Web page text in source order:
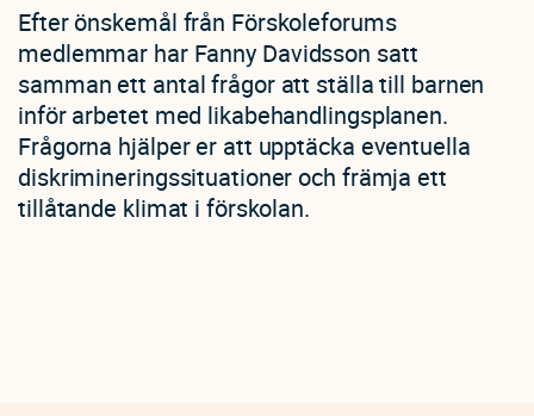
Efter önskemål från Förskoleforums
medlemmar har Fanny Davidsson satt
samman ett antal frågor att ställa till barnen
inför arbetet med likabehandlingsplanen.
Frågorna hjälper er att upptäcka eventuella
diskrimineringssituationer och främja ett
tillåtande klimat i förskolan.